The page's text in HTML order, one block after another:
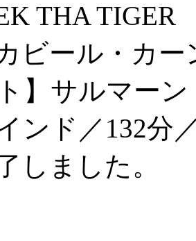
THA TIGER
ビール・カー
ト】サルマー
ンド／132分
しました。